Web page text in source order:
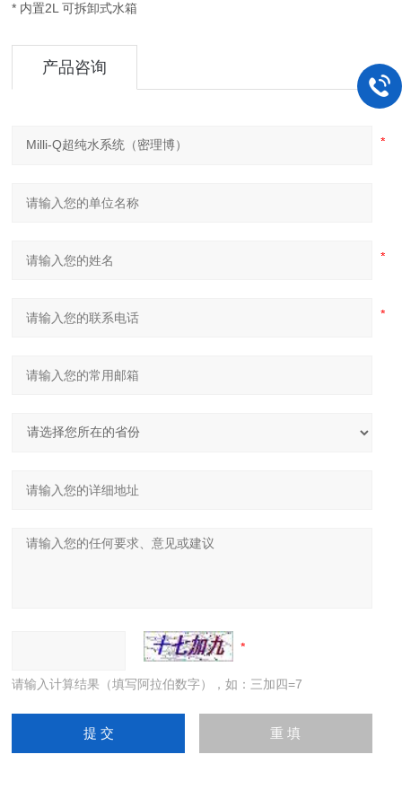
* 内置2L 可拆卸式水箱
产品咨询
请输入计算结果（填写阿拉伯数字），如：三加四=7